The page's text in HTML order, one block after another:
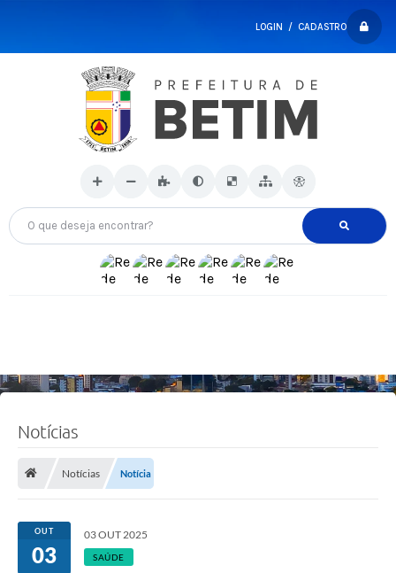
LOGIN / CADASTRO
O que deseja encontrar?
Notícias
Notícias Notícia
OUT
03
03 OUT 2025
SAÚDE